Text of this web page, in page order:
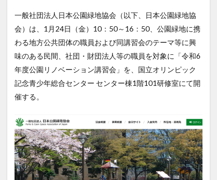
一般社団法人日本公園緑地協会（以下、日本公園緑地協
会）は、1月24日（金）10：50～16：50、公園緑地に携
わる地方公共団体の職員および同講習会のテーマ等に興
味のある民間、社団・財団法人等の職員を対象に「令和6
年度公園リノベーション講習会」を、国立オリンピック
記念青少年総合センター センター棟1階101研修室にて開
催する。